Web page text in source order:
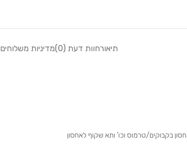
תיאורחוות דעת (0) מדיניות משלוחים